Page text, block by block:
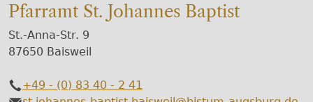
Pfarramt St. Johannes Baptist
St.-Anna-Str. 9
87650 Baisweil
Telefon
+49 - (0) 83 40 - 2 41